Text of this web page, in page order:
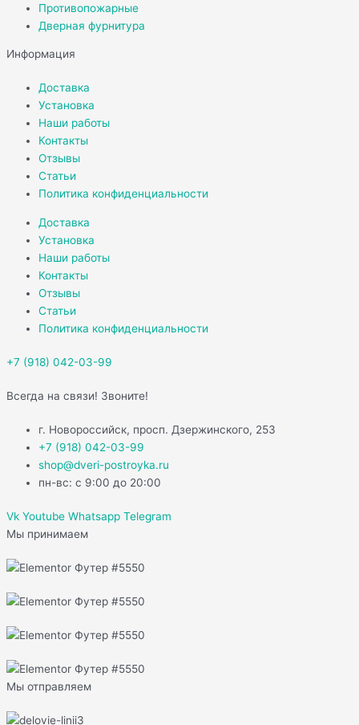
Противопожарные
Дверная фурнитура
Информация
Доставка
Установка
Наши работы
Контакты
Отзывы
Статьи
Политика конфиденциальности
Доставка
Установка
Наши работы
Контакты
Отзывы
Статьи
Политика конфиденциальности
+7 (918) 042-03-99
Всегда на связи! Звоните!
г. Новороссийск, просп. Дзержинского, 253
+7 (918) 042-03-99
shop@dveri-postroyka.ru
пн-вс: с 9:00 до 20:00
Vk Youtube Whatsapp Telegram
Мы принимаем
Мы отправляем